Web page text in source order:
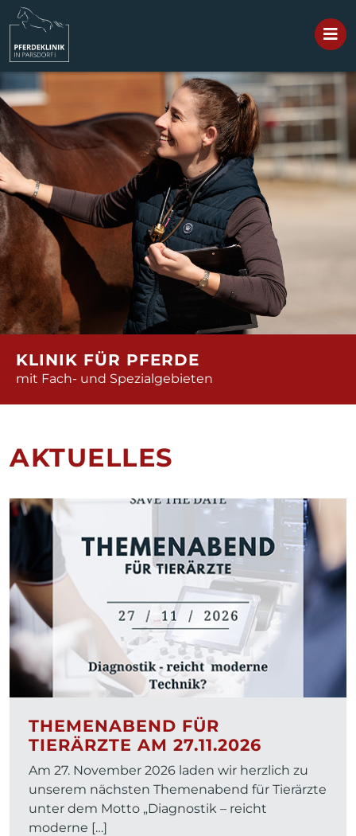
KLINIK FÜR PFERDE
mit Fach- und Spezialgebieten
AKTUELLES
THEMENABEND FÜR
TIERÄRZTE AM 27.11.2026
Am 27. November 2026 laden wir herzlich zu
unserem nächsten Themenabend für Tierärzte
unter dem Motto „Diagnostik – reicht
moderne […]